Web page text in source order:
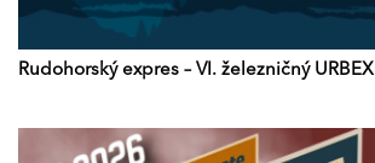
Rudohorský expres – VI. železničný URBEX